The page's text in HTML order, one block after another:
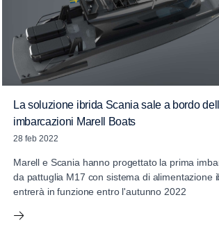
La soluzione ibrida Scania sale a bordo
imbarcazioni Marell Boats
28 feb 2022
Marell e Scania hanno progettato la prima
da pattuglia M17 con sistema di alimentazione
entrerà in funzione entro l'autunno 2022